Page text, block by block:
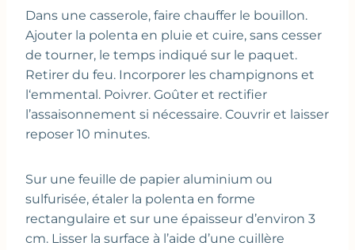
Dans une casserole, faire chauffer le bouillon.
Ajouter la polenta en pluie et cuire, sans cesser
de tourner, le temps indiqué sur le paquet.
Retirer du feu. Incorporer les champignons et
l‘emmental. Poivrer. Goûter et rectifier
l’assaisonnement si nécessaire. Couvrir et laisser
reposer 10 minutes.
Sur une feuille de papier aluminium ou
sulfurisée, étaler la polenta en forme
rectangulaire et sur une épaisseur d’environ 3
cm. Lisser la surface à l’aide d’une cuillère